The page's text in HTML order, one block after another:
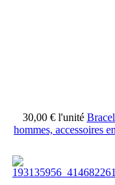
30,00 € l'unité
hommes, accessoires